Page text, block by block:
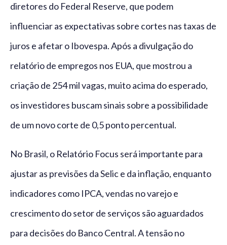
diretores do Federal Reserve, que podem
influenciar as expectativas sobre cortes nas taxas de
juros e afetar o Ibovespa. Após a divulgação do
relatório de empregos nos EUA, que mostrou a
criação de 254 mil vagas, muito acima do esperado,
os investidores buscam sinais sobre a possibilidade
de um novo corte de 0,5 ponto percentual.
No Brasil, o Relatório Focus será importante para
ajustar as previsões da Selic e da inflação, enquanto
indicadores como IPCA, vendas no varejo e
crescimento do setor de serviços são aguardados
para decisões do Banco Central. A tensão no